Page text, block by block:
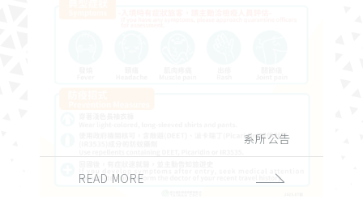
READ MORE
系所公告
READ MORE
課務公告
READ MORE
演講與學術活動
READ MORE
校外活動
READ MORE
校內活動
READ MORE
實習與徵才
READ MORE
獎學金公告
READ MORE
榮譽榜
READ MORE
招生公告